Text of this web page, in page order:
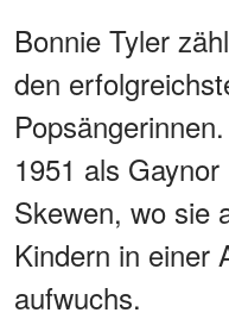
Bonnie Tyler
den
1951 als
Skewen, wo sie
Kindern in einer
aufwuchs.